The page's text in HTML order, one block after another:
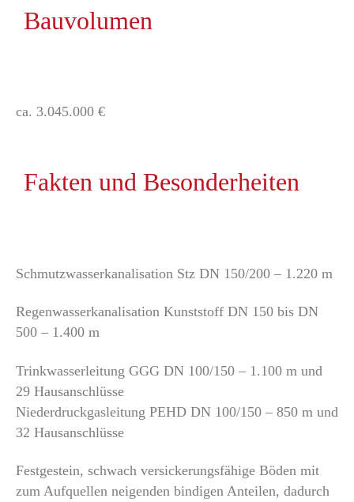
Bauvolumen
ca. 3.045.000 €
Fakten und Besonderheiten
Schmutzwasserkanalisation Stz DN 150/200 – 1.220 m
Regenwasserkanalisation Kunststoff DN 150 bis DN
500 – 1.400 m
Trinkwasserleitung GGG DN 100/150 – 1.100 m und
29 Hausanschlüsse
Niederdruckgasleitung PEHD DN 100/150 – 850 m und
32 Hausanschlüsse
Festgestein, schwach versickerungsfähige Böden mit
zum Aufquellen neigenden bindigen Anteilen, dadurch